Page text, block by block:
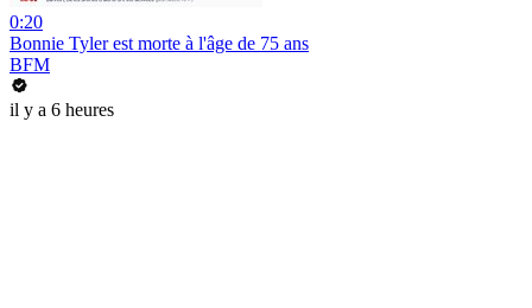
0:20
Bonnie Tyler est morte à l'âge de 75 ans
BFM
il y a 6 heures